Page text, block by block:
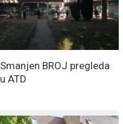
Smanjen BROJ pregleda
u ATD